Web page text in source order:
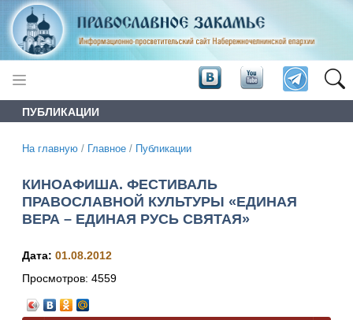
ПУБЛИКАЦИИ
На главную / Главное / Публикации
КИНОАФИША. ФЕСТИВАЛЬ
ПРАВОСЛАВНОЙ КУЛЬТУРЫ «ЕДИНАЯ
ВЕРА – ЕДИНАЯ РУСЬ СВЯТАЯ»
Дата: 01.08.2012
Просмотров: 4559